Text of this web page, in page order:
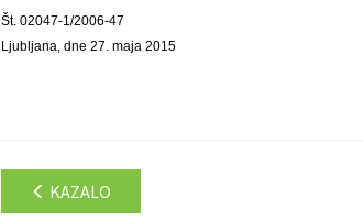
Št. 02047-1/2006-47
Ljubljana, dne 27. maja 2015
KAZALO